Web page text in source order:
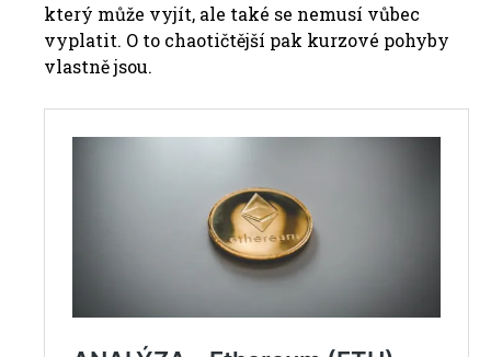
který může vyjít, ale také se nemusí vůbec
vyplatit. O to chaotičtější pak kurzové pohyby
vlastně jsou.